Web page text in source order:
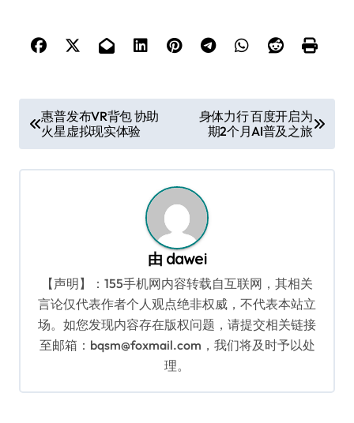
章
导
惠普发布VR背包 协助
火星虚拟现实体验
身体力行 百度开启为
期2个月AI普及之旅
由 dawei
【声明】：155手机网内容转载自互联网，其相关
言论仅代表作者个人观点绝非权威，不代表本站立
场。如您发现内容存在版权问题，请提交相关链接
至邮箱：bqsm@foxmail.com，我们将及时予以处
理。